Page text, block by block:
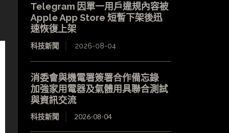
Telegram 因單一用戶違規內容被
Apple App Store 短暫下架後迅
速恢復上架
科技新聞 2026-08-04
消委會與機電署簽署合作備忘錄
加強家用電器及氣體用具聯合測試
與資訊交流
科技新聞 2026-08-04